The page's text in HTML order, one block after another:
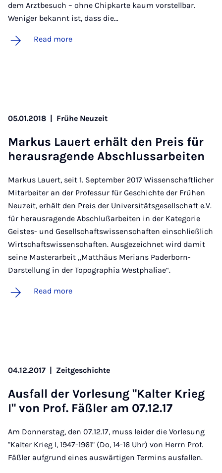
dem Arztbesuch – ohne Chipkarte kaum vorstellbar.
Weniger bekannt ist, dass die…
Read more
05.01.2018 | Frühe Neuzeit
Markus Lauert er­hält den Pre­is für
heraus­ra­gende Ab­schlus­sarbeiten
Markus Lauert, seit 1. September 2017 Wissenschaftlicher
Mitarbeiter an der Professur für Geschichte der Frühen
Neuzeit, erhält den Preis der Universitätsgesellschaft e.V.
für herausragende Abschlußarbeiten in der Kategorie
Geistes- und Gesellschaftswissenschaften einschließlich
Wirtschaftswissenschaften. Ausgezeichnet wird damit
seine Masterarbeit „Matthäus Merians Paderborn-
Darstellung in der Topographia Westphaliae“.
Read more
04.12.2017 | Zeitgeschichte
Aus­fall der Vor­le­sung "Kal­ter Krieg
I" von Prof. Fäßler am 07.12.17
Am Donnerstag, den 07.12.17, muss leider die Vorlesung
"Kalter Krieg I, 1947-1961" (Do, 14-16 Uhr) von Herrn Prof.
Fäßler aufgrund eines auswärtigen Termins ausfallen.